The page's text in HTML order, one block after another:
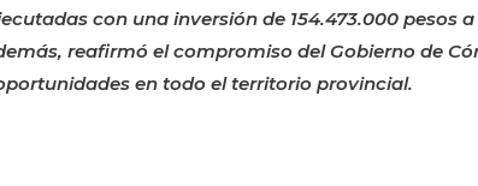
con una inversión de 154.473.000 pesos
reafirmó el compromiso del Gobierno de
en todo el territorio provincial.